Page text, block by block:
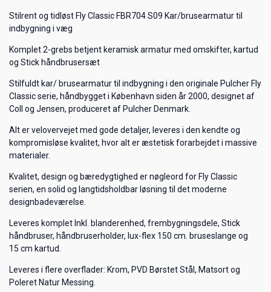
Stilrent og tidløst Fly Classic FBR704 S09 Kar/brusearmatur til
indbygning i væg
Komplet 2-grebs betjent keramisk armatur med omskifter, kartud
og Stick håndbrusersæt
Stilfuldt kar/ brusearmatur til indbygning i den originale Pulcher Fly
Classic serie, håndbygget i København siden år 2000, designet af
Coll og Jensen, produceret af Pulcher Denmark.
Alt er velovervejet med gode detaljer, leveres i den kendte og
kompromisløse kvalitet, hvor alt er æstetisk forarbejdet i massive
materialer.
Kvalitet, design og bæredygtighed er nøgleord for Fly Classic
serien, en solid og langtidsholdbar løsning til det moderne
designbadeværelse.
Leveres komplet Inkl. blanderenhed, frembygningsdele, Stick
håndbruser, håndbruserholder, lux-flex 150 cm. bruseslange og
15 cm kartud.
Leveres i flere overflader: Krom, PVD Børstet Stål, Matsort og
Poleret Natur Messing.